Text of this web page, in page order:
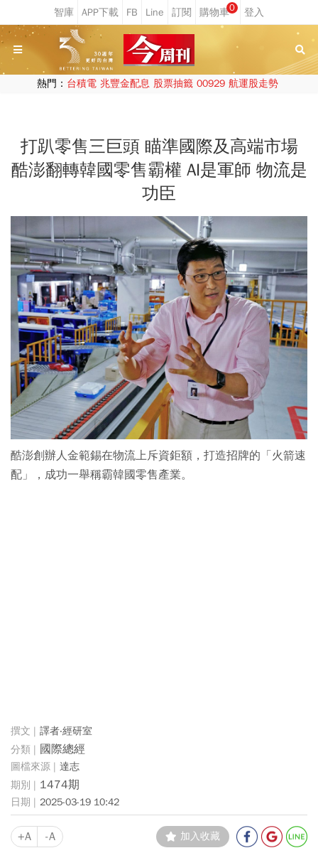
0
熱門： 台積電 兆豐金配息 股票抽籤 00929 航運股走勢
打趴零售三巨頭 瞄準國際及高端市場
酷澎翻轉韓國零售霸權 AI是軍師 物流是
功臣
酷澎創辦人金範錫在物流上斥資鉅額，打造招牌的「火箭速
配」，成功一舉稱霸韓國零售產業。
譯者‧經研室
國際總經
達志
1474期
2025-03-19 10:42
+A -A 加入收藏